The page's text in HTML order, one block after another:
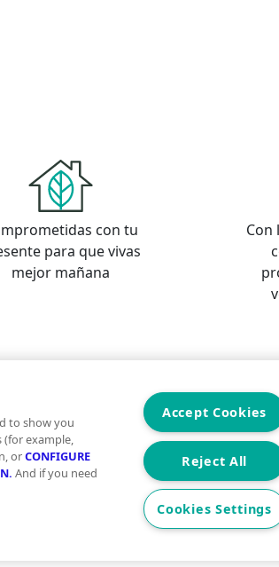
con tu
para que vivas
mejor mañana
Con
Condiciones de uso Politica de
los derechos reservados - UCI
to show you
example,
orCONFIGURE
And if you need
Accept Cookies
Reject All
Cookies Settings